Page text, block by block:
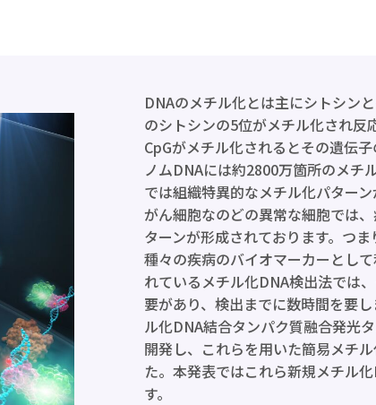
DNAのメチル化とは主にシトシン
のシトシンの5位がメチル化され反
CpGがメチル化されるとその遺伝
ノムDNAには約2800万箇所のメチ
では組織特異的なメチル化パターン
がん細胞なのどの異常な細胞では
ターンが形成されております。つ
種々の疾病のバイオマーカーとし
れているメチル化DNA検出法では
要があり、検出までに数時間を要
ル化DNA結合タンパク質融合発光
開発し、これらを用いた簡易メチ
た。本発表ではこれら新規メチル
す。